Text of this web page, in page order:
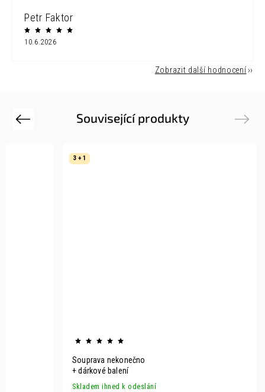
Petr Faktor
10.6.2026
Zobrazit další hodnocení
Související produkty
Previous
Řetízek na kotník vážka duo řetízek
+ dárkové balení
Skladem ihned k odeslání
Next